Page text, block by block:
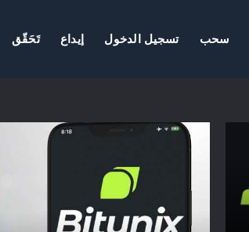
تَحَقّق إيداع تسجيل الدخول سحب